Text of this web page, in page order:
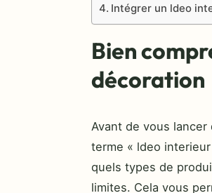
Intégrer un ldeo
Bien
décoration
Avant de vous
terme « ldeo
quels types de
limites. Cela vous